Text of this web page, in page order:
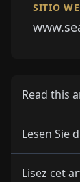
SITIO
Read this
Lesen Sie
Lisez cet